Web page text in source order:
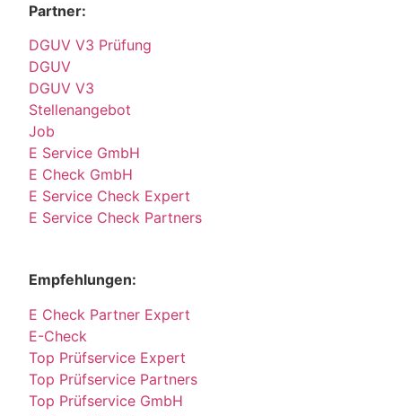
Partner:
DGUV V3 Prüfung
DGUV
DGUV V3
Stellenangebot
Job
E Service GmbH
E Check GmbH
E Service Check Expert
E Service Check Partners
Empfehlungen:
E Check Partner Expert
E-Check
Top Prüfservice Expert
Top Prüfservice Partners
Top Prüfservice GmbH